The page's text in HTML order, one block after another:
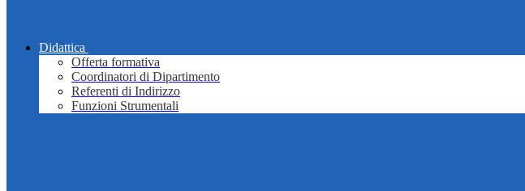
Didattica
Offerta formativa
Coordinatori di Dipartimento
Referenti di Indirizzo
Funzioni Strumentali